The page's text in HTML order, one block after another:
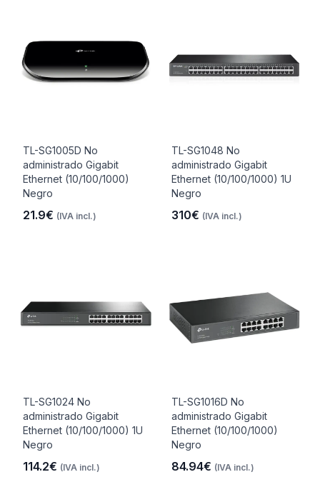
TL-SG1005D No
administrado Gigabit
Ethernet (10/100/1000)
Negro
21.9€ (IVA incl.)
TL-SG1048 No
administrado Gigabit
Ethernet (10/100/1000) 1U
Negro
310€ (IVA incl.)
TL-SG1024 No
administrado Gigabit
Ethernet (10/100/1000) 1U
Negro
114.2€ (IVA incl.)
TL-SG1016D No
administrado Gigabit
Ethernet (10/100/1000)
Negro
84.94€ (IVA incl.)